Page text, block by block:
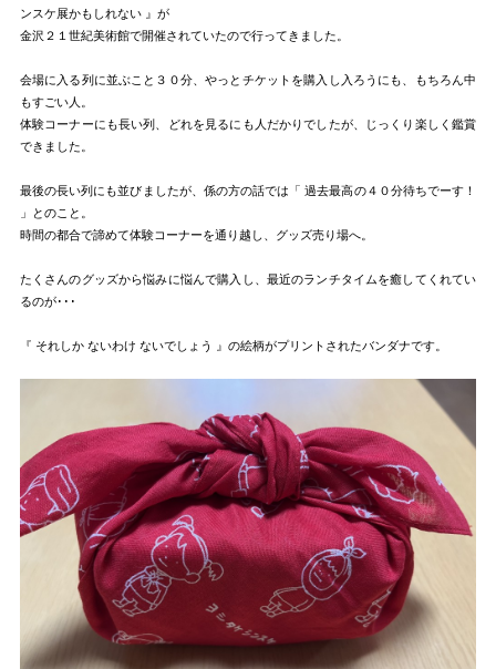
ンスケ展かもしれない 』が
金沢２１世紀美術館で開催されていたので行ってきました。
会場に入る列に並ぶこと３０分、やっとチケットを購入し入ろうにも、もちろん中
もすごい人。
体験コーナーにも長い列、どれを見るにも人だかりでしたが、じっくり楽しく鑑賞
できました。
最後の長い列にも並びましたが、係の方の話では「 過去最高の４０分待ちでーす！
」とのこと。
時間の都合で諦めて体験コーナーを通り越し、グッズ売り場へ。
たくさんのグッズから悩みに悩んで購入し、最近のランチタイムを癒してくれてい
るのが･･･
『 それしか ないわけ ないでしょう 』の絵柄がプリントされたバンダナです。